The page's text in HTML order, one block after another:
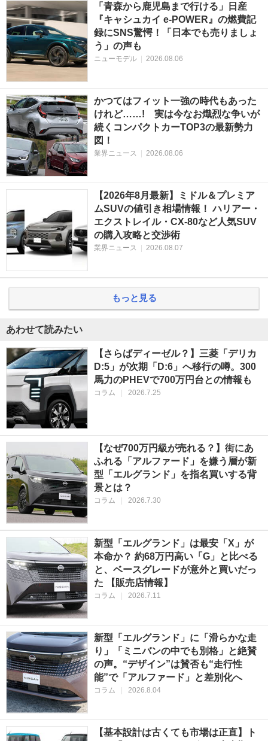
「青森から鹿児島まで行ける」日産
『キャシュカイ e-POWER』の燃費記
録にSNS驚愕！「日本でも売りましょ
う」の声も
ニューモデル 2026.08.06
かつてはフィット一強の時代もあった
けれど……! 実は今なお熾烈な争いが
続くコンパクトカーTOP3の最新勢力
図！
業界ニュース 2026.08.06
【2026年8月最新】ミドル＆プレミア
ムSUVの値引き相場情報！ ハリアー・
エクストレイル・CX-80など人気SUV
の購入攻略と交渉術
業界ニュース 2026.08.07
もっと見る
あわせて読みたい
【さらばディーゼル？】三菱「デリカ
D:5」が次期「D:6」へ移行の噂。300
馬力のPHEVで700万円台との情報も
コラム 2026.7.25
【なぜ700万円級が売れる？】街にあ
ふれる「アルファード」を嫌う層が新
型「エルグランド」を指名買いする背
景とは？
コラム 2026.7.30
新型「エルグランド」は最安「X」が
本命か？ 約68万円高い「G」と比べる
と、ベースグレードが意外と買いだっ
た 【販売店情報】
コラム 2026.7.11
新型「エルグランド」に「滑らかな走
り」「ミニバンの中でも別格」と絶賛
の声。“デザイン”は賛否も“走行性
能”で「アルファード」と差別化へ
コラム | 2026.8.04
【基本設計は古くても市場は正直】ト